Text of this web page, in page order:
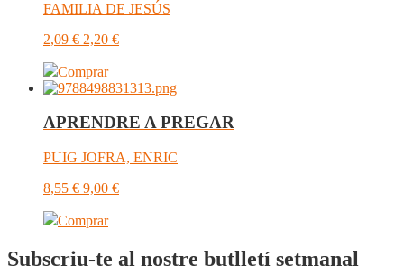
FAMILIA DE JESÚS
2,09 € 2,20 €
Comprar
APRENDRE A PREGAR
PUIG JOFRA, ENRIC
8,55 € 9,00 €
Comprar
Subscriu-te al nostre butlletí setmanal